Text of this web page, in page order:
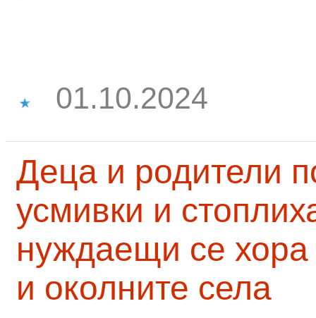
01.10.2024
Деца и родители
усмивки и
нуждаещи се
и околните села